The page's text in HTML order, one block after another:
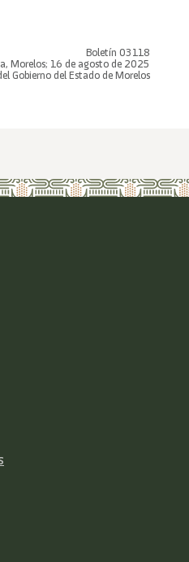
Boletín 03118
Morelos; 16 de agosto de 2025
Gobierno del Estado de Morelos